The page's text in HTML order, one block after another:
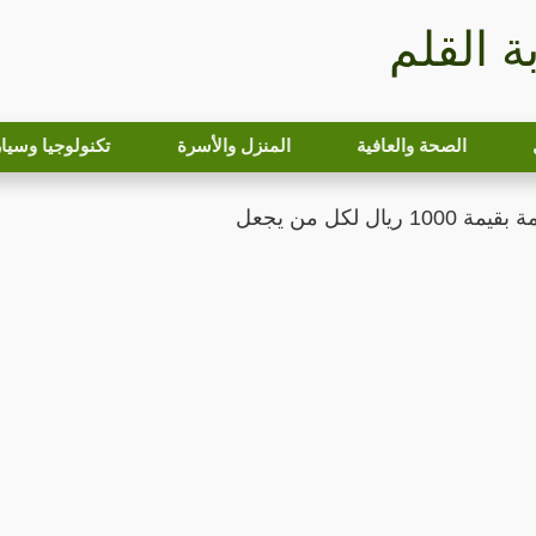
القلم
الصحة والعافية المنزل والأسرة تكنولوجيا
لكل من يجعل